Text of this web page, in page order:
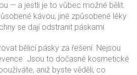
— a jestli je to vůbec možné bělit.
kávou, jiné způsobené léky
se dají odstranit páskami.
bělicí pásky za řešení. Nejsou
Jsou to dočasné kosmetické
aniž byste věděli, co